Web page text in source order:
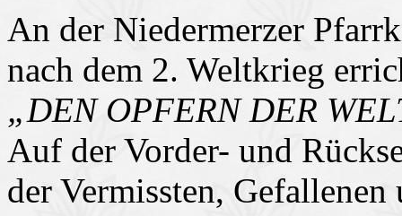
An der Niedermerzer
nach dem 2. Weltkrieg
„DEN OPFERN DER
Auf der Vorder- und
der Vermissten,